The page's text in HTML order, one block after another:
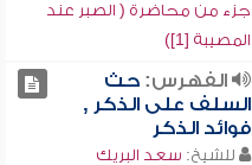
جزء من محاضرة ( الصبر عند
المصيبة [1])
الفهرس:حث
السلف على الذكر ,
فوائد الذكر
للشيخ: سعد البريك